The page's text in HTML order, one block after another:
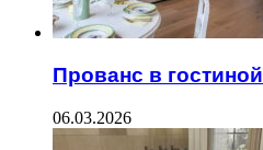
Прованс в гостиной
06.03.2026